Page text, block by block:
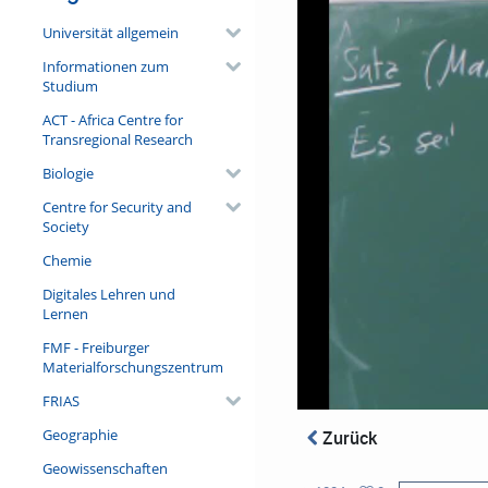
Universität allgemein
Informationen zum
Studium
ACT - Africa Centre for
Transregional Research
Biologie
Centre for Security and
Society
Chemie
Digitales Lehren und
Lernen
FMF - Freiburger
Materialforschungszentrum
FRIAS
Geographie
Geowissenschaften
Zurück